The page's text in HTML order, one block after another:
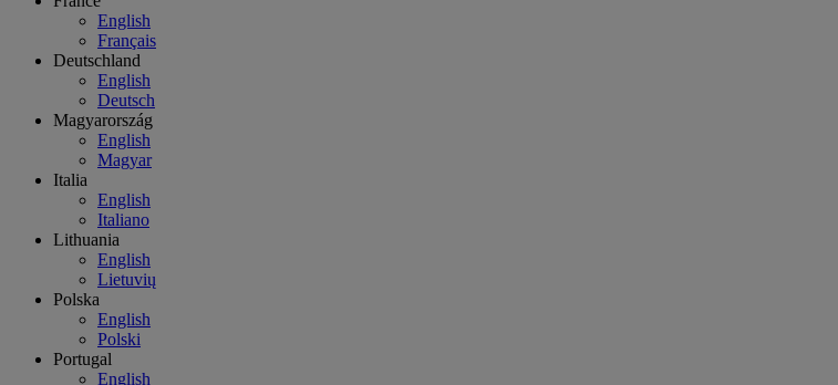
English
Français
Deutschland
English
Deutsch
Magyarország
English
Magyar
Italia
English
Italiano
Lithuania
English
Lietuvių
Polska
English
Polski
Portugal
English